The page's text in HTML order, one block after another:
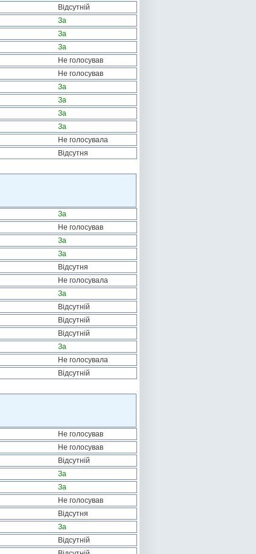
Відсутній
За
За
За
Не голосував
Не голосував
За
За
За
За
Не голосувала
Відсутня
За
Не голосував
За
За
Відсутня
Не голосувала
За
Відсутній
Відсутній
Відсутній
За
Не голосувала
Відсутній
Не голосував
Не голосував
Відсутній
За
За
Не голосував
Відсутня
За
Відсутній